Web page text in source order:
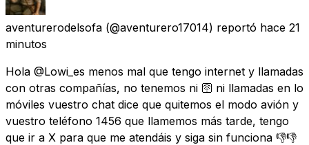
aventurerodelsofa (@aventurero17014) reportó hace 21
minutos
Hola @Lowi_es menos mal que tengo internet y llamadas
con otras compañías, no tenemos ni 🛜 ni llamadas en lo
móviles vuestro chat dice que quitemos el modo avión y
vuestro teléfono 1456 que llamemos más tarde, tengo
que ir a X para que me atendáis y siga sin funciona 👎👎